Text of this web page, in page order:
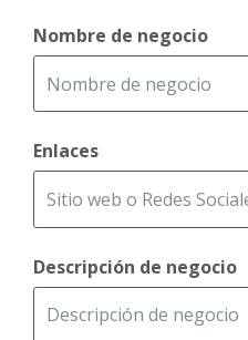
Nombre de negocio
Enlaces
Descripción de negocio